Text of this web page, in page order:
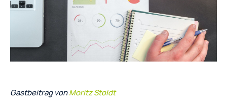
Gastbeitrag vonMoritz Stoldt